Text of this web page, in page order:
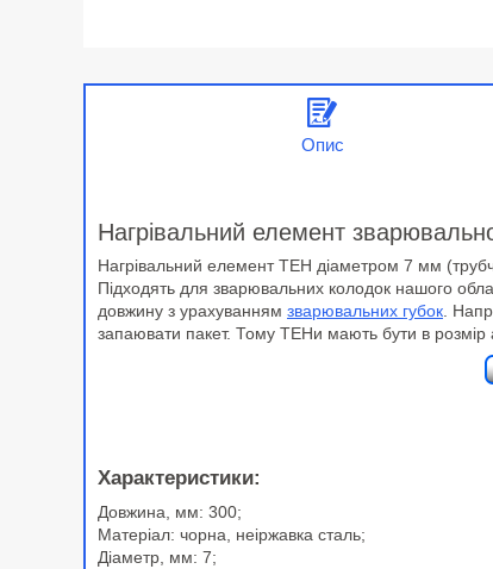
Опис
Нагрівальний елемент
Нагрівальний елемент ТЕН діаметром 7 мм
Підходять для зварювальних колодок нашого
довжину з урахуванням зварювальних губок.
запаювати пакет. Тому ТЕНи мають бути в розмір
Характеристики:
Довжина, мм: 300;
Матеріал: чорна, неіржавка сталь;
Діаметр, мм: 7;